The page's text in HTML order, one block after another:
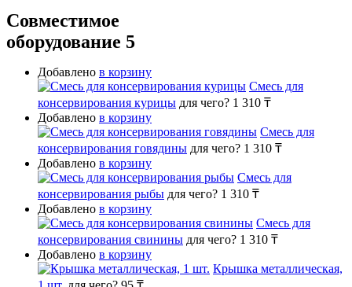
Совместимое
оборудование 5
Добавлено в корзину
Смесь для
консервирования курицы для чего? 1 310 ₸
Добавлено в корзину
Смесь для
консервирования говядины для чего? 1 310 ₸
Добавлено в корзину
Смесь для
консервирования рыбы для чего? 1 310 ₸
Добавлено в корзину
Смесь для
консервирования свинины для чего? 1 310 ₸
Добавлено в корзину
Крышка металлическая,